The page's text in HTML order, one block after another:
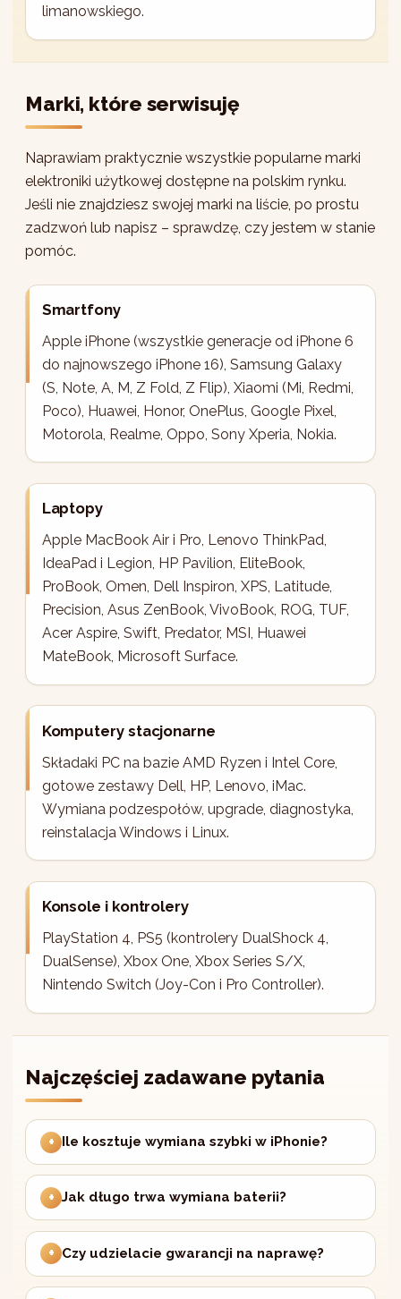
limanowskiego.
Marki, które serwisuję
Naprawiam praktycznie wszystkie popularne marki
elektroniki użytkowej dostępne na polskim rynku.
Jeśli nie znajdziesz swojej marki na liście, po prostu
zadzwoń lub napisz – sprawdzę, czy jestem w stanie
pomóc.
Smartfony
Apple iPhone (wszystkie generacje od iPhone 6
do najnowszego iPhone 16), Samsung Galaxy
(S, Note, A, M, Z Fold, Z Flip), Xiaomi (Mi, Redmi,
Poco), Huawei, Honor, OnePlus, Google Pixel,
Motorola, Realme, Oppo, Sony Xperia, Nokia.
Laptopy
Apple MacBook Air i Pro, Lenovo ThinkPad,
IdeaPad i Legion, HP Pavilion, EliteBook,
ProBook, Omen, Dell Inspiron, XPS, Latitude,
Precision, Asus ZenBook, VivoBook, ROG, TUF,
Acer Aspire, Swift, Predator, MSI, Huawei
MateBook, Microsoft Surface.
Komputery stacjonarne
Składaki PC na bazie AMD Ryzen i Intel Core,
gotowe zestawy Dell, HP, Lenovo, iMac.
Wymiana podzespołów, upgrade, diagnostyka,
reinstalacja Windows i Linux.
Konsole i kontrolery
PlayStation 4, PS5 (kontrolery DualShock 4,
DualSense), Xbox One, Xbox Series S/X,
Nintendo Switch (Joy-Con i Pro Controller).
Najczęściej zadawane pytania
Ile kosztuje wymiana szybki w iPhonie?
Jak długo trwa wymiana baterii?
Czy udzielacie gwarancji na naprawę?